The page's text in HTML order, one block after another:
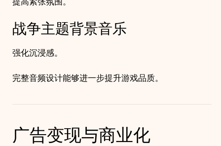
战争主题背景音乐
强化沉浸感。
完整音频设计能够进一步提升游戏品质。
广告变现与商业化